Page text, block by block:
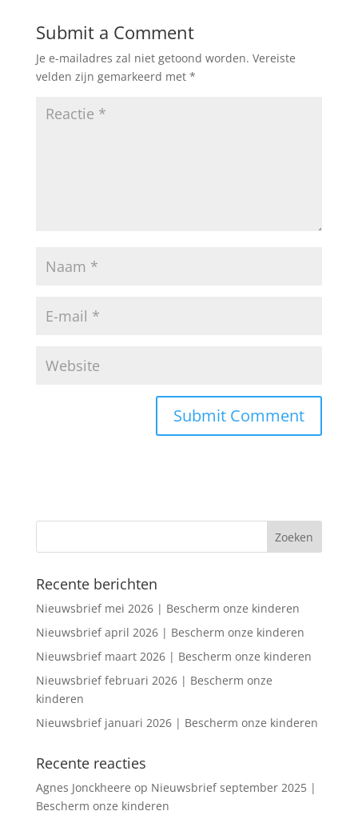
Submit a Comment
Je e-mailadres zal niet getoond worden. Vereiste
velden zijn gemarkeerd met *
Recente berichten
Nieuwsbrief mei 2026 | Bescherm onze kinderen
Nieuwsbrief april 2026 | Bescherm onze kinderen
Nieuwsbrief maart 2026 | Bescherm onze kinderen
Nieuwsbrief februari 2026 | Bescherm onze
kinderen
Nieuwsbrief januari 2026 | Bescherm onze kinderen
Recente reacties
Agnes Jonckheere op Nieuwsbrief september 2025 |
Bescherm onze kinderen